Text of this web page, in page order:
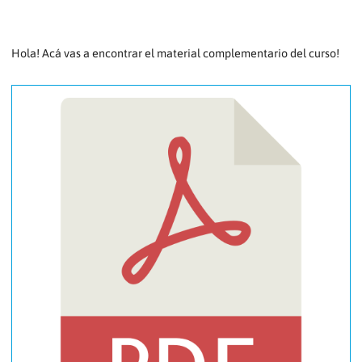
Hola! Acá vas a encontrar el material complementario del curso!